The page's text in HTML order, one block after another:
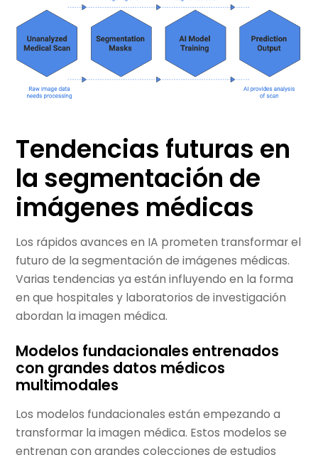
Tendencias futuras en
la segmentación de
imágenes médicas
Los rápidos avances en IA prometen transformar el
futuro de la segmentación de imágenes médicas.
Varias tendencias ya están influyendo en la forma
en que hospitales y laboratorios de investigación
abordan la imagen médica.
Modelos fundacionales entrenados
con grandes datos médicos
multimodales
Los modelos fundacionales están empezando a
transformar la imagen médica. Estos modelos se
entrenan con grandes colecciones de estudios